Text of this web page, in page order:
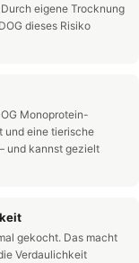
eigene Trocknung
dieses Risiko
Monoprotein-
und eine tierische
und kannst gezielt
gekocht. Das macht
Verdaulichkeit